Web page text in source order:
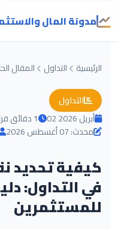
مدونة المال
الرئيسية التداول المقال
التداول
02 أبريل 2026
1 دقائق قراءة
محدث: 07 أغسطس 2026
كيفية تحديد
في التداول:
للمستثمرين